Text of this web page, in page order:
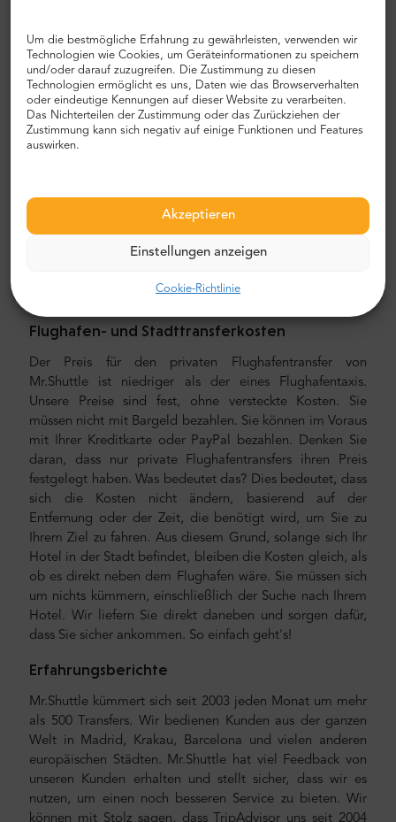
Um die bestmögliche Erfahrung zu gewährleisten, verwenden wir
Technologien wie Cookies, um Geräteinformationen zu speichern
und/oder darauf zuzugreifen. Die Zustimmung zu diesen
Technologien ermöglicht es uns, Daten wie das Browserverhalten
oder eindeutige Kennungen auf dieser Website zu verarbeiten.
Das Nichterteilen der Zustimmung oder das Zurückziehen der
Zustimmung kann sich negativ auf einige Funktionen und Features
auswirken.
Akzeptieren
Einstellungen anzeigen
Cookie-Richtlinie
diese Weise sparen Sie viel Zeit, da Sie den
unangenehmen Prozess überspringen können, Ihre Route
herauszufinden, durch die Stadt zu navigieren und Ihren
Weg zu finden.
Flughafen- und Stadttransfer
bei Mr.Shuttle, einer Auswahl von TripAdvisor-Nutzern für
Reisende. Wir bieten Tür-zu-Tür-Transport in neuen,
modernen, komfortablen klimatisierten Mercedes-Benz
Minivans und Minibussen. Unsere Crew besteht aus
Flughafen- und Stadttransferkosten
Der Preis für den privaten Flughafentransfer von
Mr.Shuttle ist niedriger als der eines Flughafentaxis.
Unsere Preise sind fest, ohne versteckte Kosten. Sie
müssen nicht mit Bargeld bezahlen. Sie können im Voraus
mit Ihrer Kreditkarte oder PayPal bezahlen. Denken Sie
daran, dass nur private Flughafentransfers ihren Preis
festgelegt haben. Was bedeutet das? Dies bedeutet, dass
sich die Kosten nicht ändern, basierend auf der
Entfernung oder der Zeit, die benötigt wird, um Sie zu
Ihrem Ziel zu fahren. Aus diesem Grund, solange sich Ihr
Hotel in der Stadt befindet, bleiben die Kosten gleich, als
ob es direkt neben dem Flughafen wäre. Sie müssen sich
um nichts kümmern, einschließlich der Suche nach Ihrem
Hotel. Wir liefern Sie direkt daneben und sorgen dafür,
dass Sie sicher ankommen. So einfach geht's!
Erfahrungsberichte
Mr.Shuttle kümmert sich seit 2003 jeden Monat um mehr
als 500 Transfers. Wir bedienen Kunden aus der ganzen
Welt in Madrid, Krakau, Barcelona und vielen anderen
europäischen Städten. Mr.Shuttle hat viel Feedback von
unseren Kunden erhalten und stellt sicher, dass wir es
nutzen, um einen noch besseren Service zu bieten. Wir
können mit Stolz sagen, dass TripAdvisor uns seit 2004